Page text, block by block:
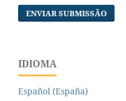
ENVIAR SUBMISSÃO
IDIOMA
Español (España)